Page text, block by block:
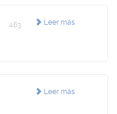
Leer más
463
Leer más